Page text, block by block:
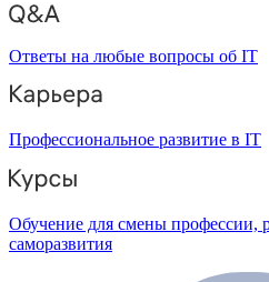
Ответы на любые вопросы об IT
Профессиональное развитие в IT
Обучение для смены профессии,
саморазвития